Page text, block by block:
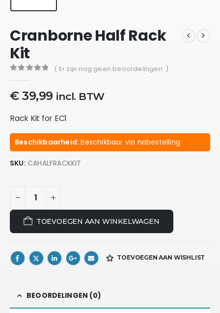
Cranborne Half Rack
Kit
( Er zijn nog geen beoordelingen. )
€39,99 incl. BTW
Rack Kit for EC1
Beschikbaarheid:Beschikbaar via nabestelling
SKU: CAHALFRACKKIT
TOEVOEGEN AAN WINKELWAGEN
TOEVOEGEN AAN WISHLIST
BEOORDELINGEN (0)